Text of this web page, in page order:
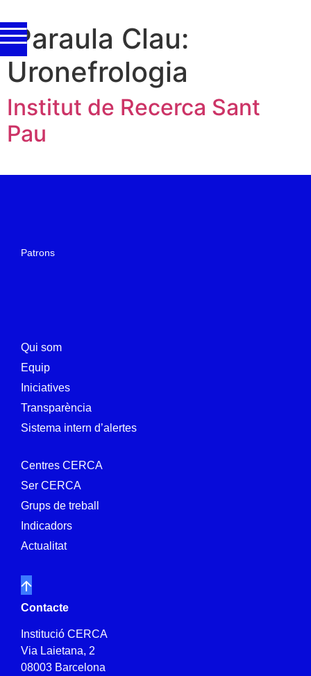
Paraula Clau:
Uronefrologia
Institut de Recerca Sant
Pau
Patrons
Qui som
Equip
Iniciatives
Transparència
Sistema intern d’alertes
Centres CERCA
Ser CERCA
Grups de treball
Indicadors
Actualitat
Contacte
Institució CERCA
Via Laietana, 2
08003 Barcelona